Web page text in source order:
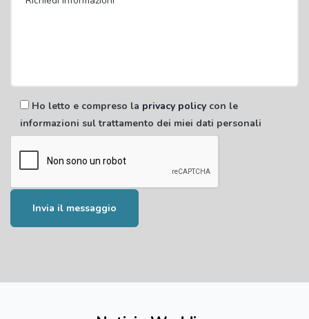
Ho letto e compreso la privacy policy con le
informazioni sul trattamento dei miei dati personali